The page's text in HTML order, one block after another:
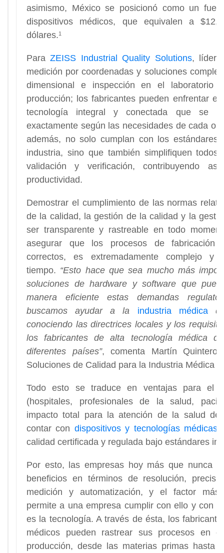
asimismo, México se posicionó como un
dispositivos médicos, que equivalen a
dólares.1
ParaZEISS Industrial Quality Solutions, líder
medición por coordenadas y soluciones
dimensional e inspección en el laboratorio
producción; los fabricantes pueden enfrentar
tecnología integral y conectada que se
exactamente según las necesidades de cada
además, no solo cumplan con los estándares
industria, sino que también simplifiquen todos
validación y verificación, contribuyendo
productividad.
Demostrar el cumplimiento de las normas
de la calidad, la gestión de la calidad y la
ser transparente y rastreable en todo
asegurar que los procesos de fabricación
correctos, es extremadamente complejo y
tiempo. “Esto hace que sea mucho más
soluciones de hardware y software que
manera eficiente estas demandas
buscamos ayudar a la
industria médica
conociendo las directrices locales y los
los fabricantes de alta tecnología médica
diferentes países”, comenta Martín Quintero,
Soluciones de Calidad para la Industria Médica
Todo esto se traduce en ventajas para el
(hospitales, profesionales de la salud,
impacto total para la atención de la salud de
contar con dispositivos y tecnologías médicas
calidad certificada y regulada bajo estándares
Por esto, las empresas hoy más que nunca
beneficios en términos de resolución,
medición y automatización, y el factor más
permite a una empresa cumplir con ello y con
es la tecnología. A través de ésta, los
médicos pueden rastrear sus procesos en
producción, desde las materias primas hasta